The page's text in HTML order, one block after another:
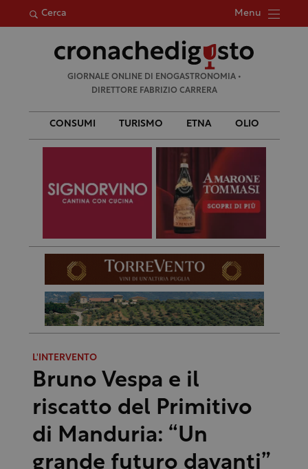
Cerca Menu
per:
GIORNALE ONLINE DI ENOGASTRONOMIA •
DIRETTORE FABRIZIO CARRERA
CONSUMI TURISMO ETNA OLIO
L'INTERVENTO
Bruno Vespa e il
riscatto del Primitivo
di Manduria: “Un
grande futuro davanti”